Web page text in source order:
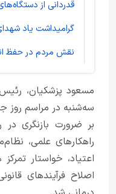
قدردانی از
گرامیداشت یاد
نقش مردم در حفظ
مسعود پزشکیان،
سه‌شنبه در مراسم روز
بر ضرورت بازنگری در
راهکارهای علمی،
اعتیاد، خواستار
اصلاح فرآیندهای